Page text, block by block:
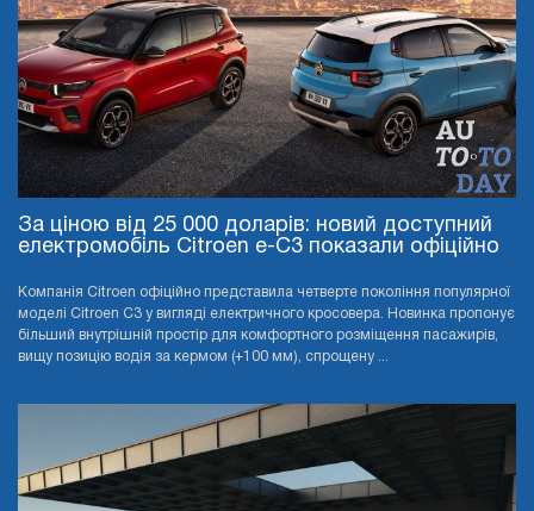
За ціною від 25 000 доларів: новий доступний
електромобіль Citroen e-C3 показали офіційно
Компанія Citroen офіційно представила четверте покоління популярної
моделі Citroen C3 у вигляді електричного кросовера. Новинка пропонує
більший внутрішній простір для комфортного розміщення пасажирів,
вищу позицію водія за кермом (+100 мм), спрощену ...